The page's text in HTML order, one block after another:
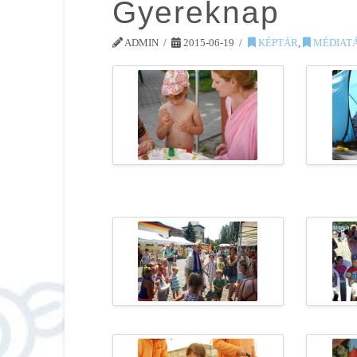
Gyereknap
ADMIN 2015-06-19 KÉPTÁR,